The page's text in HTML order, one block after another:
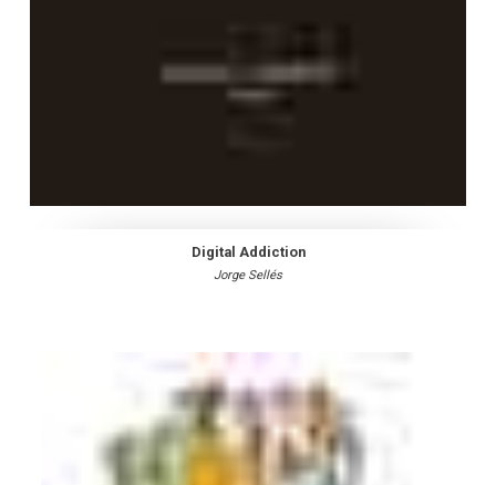
Digital Addiction
Jorge Sellés